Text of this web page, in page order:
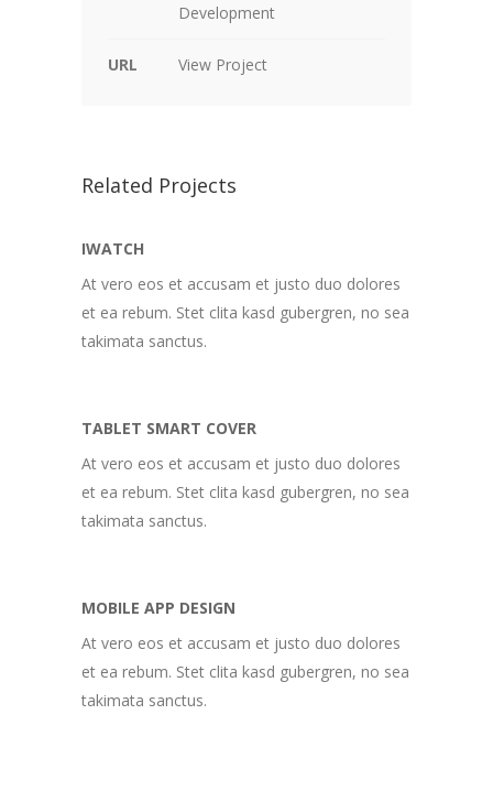
Development
URL View Project
Related Projects
IWATCH
At vero eos et accusam et justo duo dolores
et ea rebum. Stet clita kasd gubergren, no sea
takimata sanctus.
TABLET SMART COVER
At vero eos et accusam et justo duo dolores
et ea rebum. Stet clita kasd gubergren, no sea
takimata sanctus.
MOBILE APP DESIGN
At vero eos et accusam et justo duo dolores
et ea rebum. Stet clita kasd gubergren, no sea
takimata sanctus.